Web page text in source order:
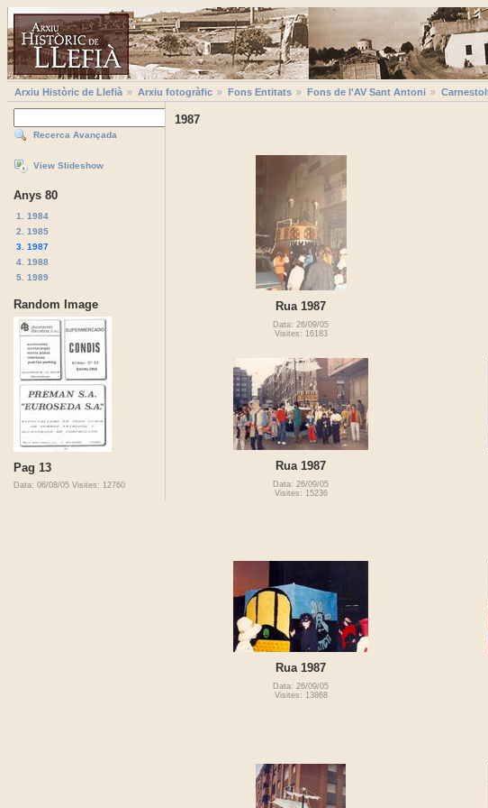
Arxiu Històric de Llefià Arxiu fotogràfic Fons Entitats Fons de l'AV Sant Antoni
Recerca Avançada
View Slideshow
Anys 80
1. 1984
2. 1985
3. 1987
4. 1988
5. 1989
Random Image
Pag 13
Data: 06/08/05 Visites: 12760
1987
Rua 1987
Data: 26/09/05
Visites: 16183
Rua 1987
Data: 26/09/05
Visites: 15236
Rua 1987
Data: 26/09/05
Visites: 13868